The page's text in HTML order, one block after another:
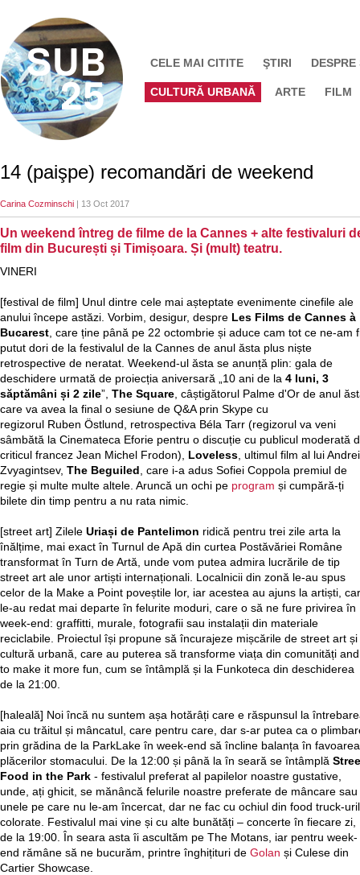
CELE MAI CITITE ŞTIRI DESPRE
CULTURĂ URBANĂ ARTE FILM
14 (paişpe) recomandări de weekend
Carina Cozminschi | 13 Oct 2017
Un weekend întreg de filme de la Cannes + alte festivaluri
film din București și Timișoara. Și (mult) teatru.
VINERI
[festival de film] Unul dintre cele mai așteptate evenimente cinefile ale
anului începe astăzi. Vorbim, desigur, despre Les Films de Cannes à
Bucarest, care ține până pe 22 octombrie și aduce cam tot ce ne-am
putut dori de la festivalul de la Cannes de anul ăsta plus niște
retrospective de neratat. Weekend-ul ăsta se anunță plin: gala de
deschidere urmată de proiecția aniversară „10 ani de la 4 luni, 3
săptămâni și 2 zile”, The Square, câștigătorul Palme d'Or de anul
care va avea la final o sesiune de Q&A prin Skype cu
regizorul Ruben Östlund, retrospectiva Béla Tarr (regizorul va veni
sâmbătă la Cinemateca Eforie pentru o discuție cu publicul moderată
criticul francez Jean Michel Frodon), Loveless, ultimul film al lui Andrei
Zvyagintsev, The Beguiled , care i-a adus Sofiei Coppola premiul de
regie și multe multe altele. Aruncă un ochi pe program și cumpără-ți
bilete din timp pentru a nu rata nimic.
[street art] Zilele Uriași de Pantelimon ridică pentru trei zile arta la
înălțime, mai exact în Turnul de Apă din curtea Postăvăriei Române
transformat în Turn de Artă, unde vom putea admira lucrările de tip
street art ale unor artiști internaționali. Localnicii din zonă le-au spus
celor de la Make a Point poveștile lor, iar acestea au ajuns la artiști,
le-au redat mai departe în felurite moduri, care o să ne fure privirea în
week-end: graffitti, murale, fotografii sau instalații din materiale
reciclabile. Proiectul își propune să încurajeze mișcările de street art și
cultură urbană, care au puterea să transforme viața din comunități and
to make it more fun, cum se întâmplă și la Funkoteca din deschiderea
de la 21:00.
[haleală] Noi încă nu suntem așa hotărâți care e răspunsul la
aia cu trăitul și mâncatul, care pentru care, dar s-ar putea ca o
prin grădina de la ParkLake în week-end să încline balanța în favoarea
plăcerilor stomacului. De la 12:00 și până la în seară se întâmplă
Food in the Park - festivalul preferat al papilelor noastre gustative,
unde, ați ghicit, se mănâncă felurile noastre preferate de mâncare sau
unele pe care nu le-am încercat, dar ne fac cu ochiul din food truck-
colorate. Festivalul mai vine și cu alte bunătăți – concerte în fiecare zi,
de la 19:00. În seara asta îi ascultăm pe The Motans, iar pentru week-
end rămâne să ne bucurăm, printre înghițituri de Golan și Culese din
Cartier Showcase.